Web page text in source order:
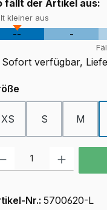
fällt der Artikel aus:
kleiner aus
-- -
Sofort verfügbar,
XS S M
Anzahl: Gib den
Nr.: 5700620-L